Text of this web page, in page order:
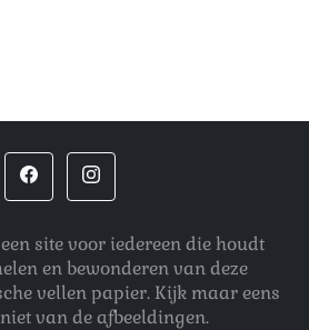
site voor iedereen die houdt
en bewonderen van deze
vellen papier. Kijk maar eens
van de afbeeldingen.